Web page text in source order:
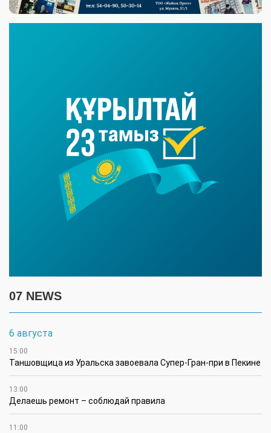
07 NEWS
6 августа
15:00
Таншовщица из Уральска завоевала Супер-Гран-при в Пекине
13:00
Делаешь ремонт – соблюдай правила
11:00